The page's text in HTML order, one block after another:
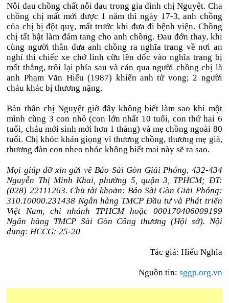
Nỗi đau chồng chất nỗi đau trong gia đình chị Nguyệt. Cha
chồng chị mất mới được 1 năm thì ngày 17-3, anh chồng
của chị bị đột quỵ, mất trước khi đưa đi bệnh viện. Chồng
chị tất bật làm đám tang cho anh chồng. Đau đớn thay, khi
cùng người thân đưa anh chồng ra nghĩa trang về nơi an
nghỉ thì chiếc xe chở linh cữu lên dốc vào nghĩa trang bị
mất thắng, trôi lại phía sau và cán qua người chồng chị là
anh Phạm Văn Hiếu (1987) khiến anh tử vong; 2 người
cháu khác bị thương nặng.
Bản thân chị Nguyệt giờ đây không biết làm sao khi một
mình cùng 3 con nhỏ (con lớn nhất 10 tuổi, con thứ hai 6
tuổi, cháu mới sinh mới hơn 1 tháng) và mẹ chồng ngoài 80
tuổi. Chị khóc khản giọng vì thương chồng, thương mẹ già,
thương đàn con nheo nhóc không biết mai này sẽ ra sao.
Mọi giúp đỡ xin gửi về Báo Sài Gòn Giải Phóng, 432-434
Nguyễn Thị Minh Khai, phường 5, quận 3, TPHCM; ĐT:
(028) 22111263. Chủ tài khoản: Báo Sài Gòn Giải Phóng:
310.10000.231438 Ngân hàng TMCP Đầu tư và Phát triển
Việt Nam, chi nhánh TPHCM hoặc 000170406009199
Ngân hàng TMCP Sài Gòn Công thương (Hội sở). Nội
dung: HCCG: 25-20
Tác giả: Hiếu Nghĩa
Nguồn tin: sggp.org.vn